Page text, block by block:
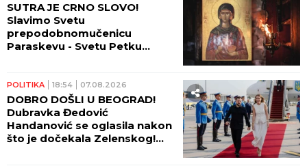
SUTRA JE CRNO SLOVO!
Slavimo Svetu
prepodobnomučenicu
Paraskevu - Svetu Petku
POLITIKA 18:54 07.08.2026
DOBRO DOŠLI U BEOGRAD!
Dubravka Đedović
Handanović se oglasila nakon
što je dočekala Zelenskog!